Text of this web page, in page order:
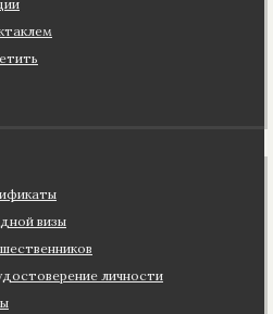
визы
личности